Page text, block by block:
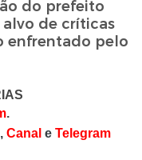
do prefeito
alvo de críticas
enfrentado pelo
.
,Canal eTelegram